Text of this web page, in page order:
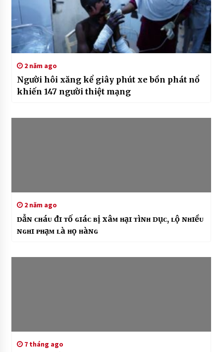
2 năm ago
Người hôi xăng kể giây phút xe bồn phát nổ
khiến 147 người thiệt mạng
2 năm ago
ᴅẫɴ ᴄʜáᴜ đɪ ᴛố ɢɪáᴄ ʙị xâᴍ ʜạɪ ᴛìɴʜ ᴅụᴄ, ʟộ ɴʜɪềᴜ
ɴɢʜɪ ᴘʜạᴍ ʟà ʜọ ʜàɴɢ
7 tháng ago